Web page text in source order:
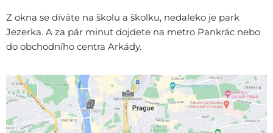
Z okna se díváte na školu a školku, nedaleko je park
Jezerka. A za pár minut dojdete na metro Pankrác nebo
do obchodního centra Arkády.